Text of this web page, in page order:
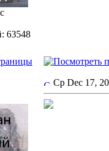
63548
Ср Dec 17,